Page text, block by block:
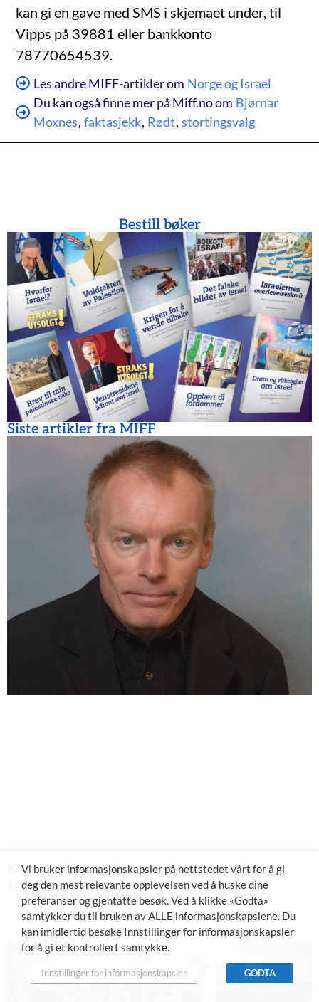
kan gi en gave med SMS i skjemaet under, til
Vipps på 39881 eller bankkonto
78770654539.
Les andre MIFF-artikler om Norge og Israel
Du kan også finne mer på Miff.no om Bjørnar
Moxnes, faktasjekk, Rødt, stortingsvalg
Bestill bøker
Siste artikler fra MIFF
Kom for å høre Magnus Norell på MIFF
Forum i Kristiansand
7. august 2026
Vi bruker informasjonskapsler på nettstedet vårt for å gi
deg den mest relevante opplevelsen ved å huske dine
preferanser og gjentatte besøk. Ved å klikke «Godta»
samtykker du til bruken av ALLE informasjonskapslene. Du
kan imidlertid besøke Innstillinger for informasjonskapsler
for å gi et kontrollert samtykke.
Innstillinger for informasjonskapsler GODTA